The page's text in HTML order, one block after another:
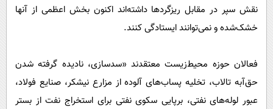
نقش سپر در مقابل ریزگرد‌ها داشته‌اند اکنون بخش اعظمی از آنها
خشک‌شده و نمی‌توانند ایستادگی کنند.
فعالان حوزه محیط‌زیست معتقدند «سدسازی، نادیده گرفته شدن
حق‌آبه تالاب، تخلیه پساب‌های آلوده از مزارع نیشکر، صنایع فولاد،
عبور لوله‌های نفتی، برپایی سکوی نفتی برای استخراج نفت از بستر